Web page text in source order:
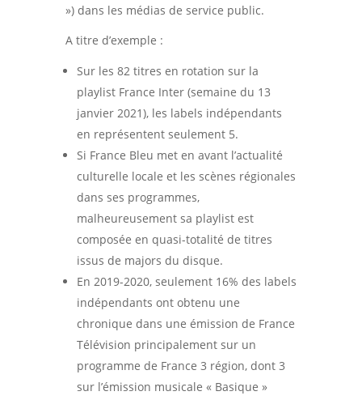
») dans les médias de service public.
A titre d’exemple :
Sur les 82 titres en rotation sur la
playlist France Inter (semaine du 13
janvier 2021), les labels indépendants
en représentent seulement 5.
Si France Bleu met en avant l’actualité
culturelle locale et les scènes régionales
dans ses programmes,
malheureusement sa playlist est
composée en quasi-totalité de titres
issus de majors du disque.
En 2019-2020, seulement 16% des labels
indépendants ont obtenu une
chronique dans une émission de France
Télévision principalement sur un
programme de France 3 région, dont 3
sur l’émission musicale « Basique »